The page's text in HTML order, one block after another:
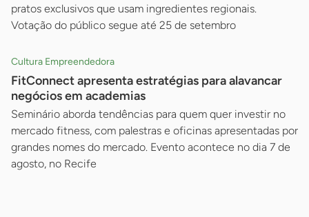
pratos exclusivos que usam ingredientes regionais.
Votação do público segue até 25 de setembro
Cultura Empreendedora
FitConnect apresenta estratégias para alavancar
negócios em academias
Seminário aborda tendências para quem quer investir no
mercado fitness, com palestras e oficinas apresentadas por
grandes nomes do mercado. Evento acontece no dia 7 de
agosto, no Recife